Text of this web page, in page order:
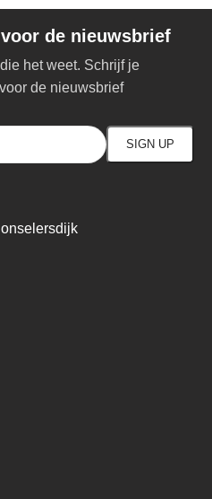
de nieuwsbrief
het weet. Schrijf je
de nieuwsbrief